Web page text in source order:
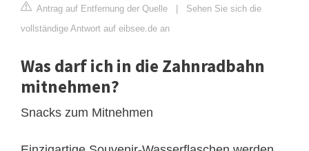
Antrag auf Entfernung der Quelle | Sehen Sie sich die
vollständige Antwort auf eibsee.de an
Was darf ich in die Zahnradbahn
mitnehmen?
Snacks zum Mitnehmen